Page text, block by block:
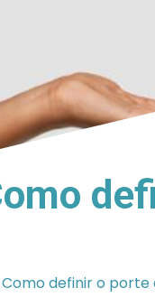
definir o porte